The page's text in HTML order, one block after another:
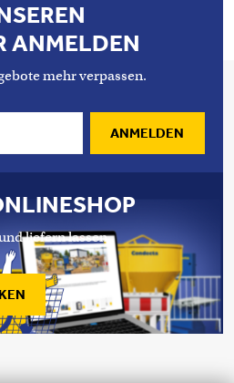
ANMELDEN
mehr verpassen.
ANMELDEN
liefern lassen.